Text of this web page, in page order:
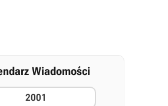
Wiadomości
2001